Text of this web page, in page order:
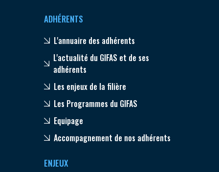
ADHÉRENTS
L'annuaire des adhérents
L'actualité du GIFAS et de ses
adhérents
Les enjeux de la filière
Les Programmes du GIFAS
Equipage
Accompagnement de nos adhérents
ENJEUX